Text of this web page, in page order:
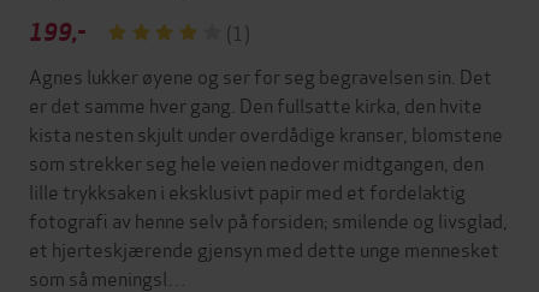
199,-
(1)
Agnes lukker øyene og ser for seg begravelsen sin. Det
er det samme hver gang. Den fullsatte kirka, den hvite
kista nesten skjult under overdådige kranser, blomstene
som strekker seg hele veien nedover midtgangen, den
lille trykksaken i eksklusivt papir med et fordelaktig
fotografi av henne selv på forsiden; smilende og livsglad,
et hjerteskjærende gjensyn med dette unge mennesket
som så meningsl…